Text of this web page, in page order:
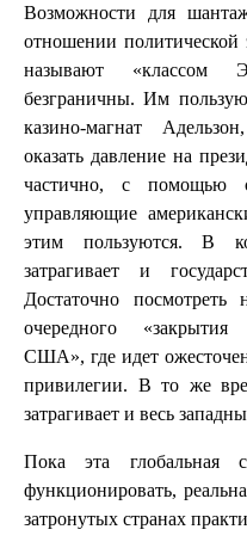
Возможности для
отношении
называют «классом
безграничны. Им
казино-магнат
оказать давление на
частично, с помощью
управляющие
этим пользуются. В
затрагивает и
Достаточно
очередного «закрытия
США», где идет
привилегии. В то же
затрагивает и весь
Пока эта глобальная
функционировать,
затронутых странах